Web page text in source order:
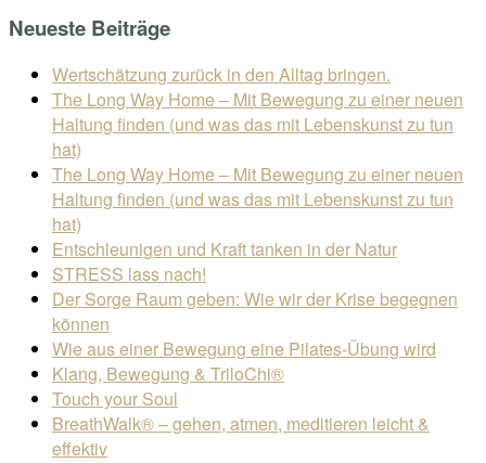
Neueste Beiträge
Wertschätzung zurück in den Alltag bringen.
The Long Way Home – Mit Bewegung zu einer neuen
Haltung finden (und was das mit Lebenskunst zu tun
hat)
The Long Way Home – Mit Bewegung zu einer neuen
Haltung finden (und was das mit Lebenskunst zu tun
hat)
Entschleunigen und Kraft tanken in der Natur
STRESS lass nach!
Der Sorge Raum geben: Wie wir der Krise begegnen
können
Wie aus einer Bewegung eine Pilates-Übung wird
Klang, Bewegung & TriloChi®
Touch your Soul
BreathWalk® – gehen, atmen, meditieren leicht &
effektiv